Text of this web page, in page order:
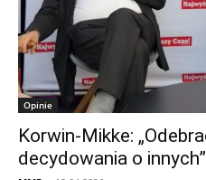
Opinie
Korwin-Mikke:
decydowania o